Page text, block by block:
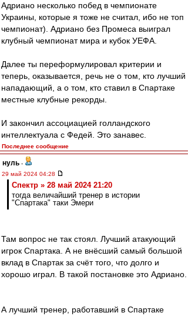
Адриано несколько побед в чемпионате
Украины, которые я тоже не считал, ибо не топ
чемпионат). Адриано без Промеса выиграл
клубный чемпионат мира и кубок УЕФА.
Далее ты переформулировал критерии и
теперь, оказывается, речь не о том, кто лучший
нападающий, а о том, кто ставил в Спартаке
местные клубные рекорды.
И закончил ассоциацией голландского
интеллектуала с Федей. Это занавес.
Последнее сообщение
нуль -
29 май 2024 04:28
Спектр » 28 май 2024 21:20
тогда величайший тренер в истории
"Спартака" таки Эмери
Там вопрос не так стоял. Лучший атакующий
игрок Спартака. А не внёсший самый большой
вклад в Спартак за счёт того, что долго и
хорошо играл. В такой постановке это Адриано.
А лучший тренер, работавший в Спартаке